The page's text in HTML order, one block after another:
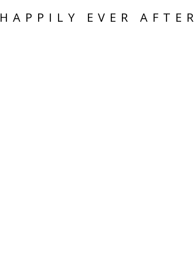
HAPPILY EVER AFTER